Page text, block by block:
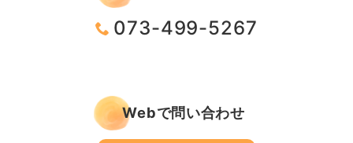
073-499-5267
Webで問い合わせ